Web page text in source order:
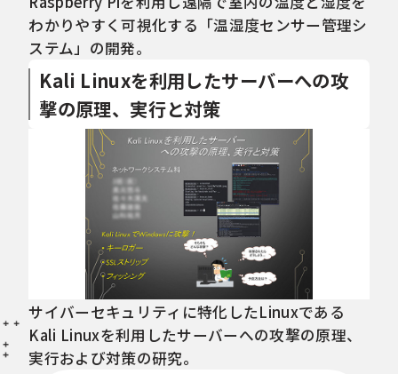
わかりやすく可視化する「温湿度センサー管理シ
ステム」の開発。
Kali Linuxを利用したサーバーへの攻
撃の原理、実行と対策
サイバーセキュリティに特化したLinuxである
Kali Linuxを利用したサーバーへの攻撃の原理、
実行および対策の研究。